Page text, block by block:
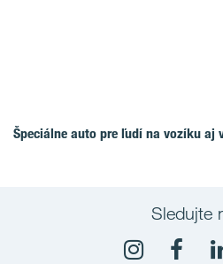
Špeciálne auto pre ľudí na vozíku aj
Sledujte